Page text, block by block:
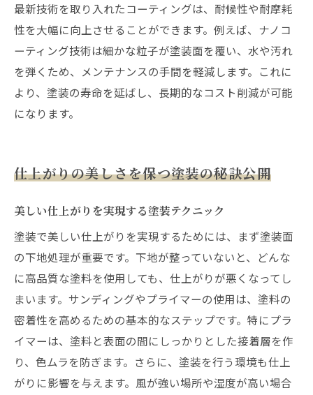
最新技術を取り入れたコーティングは、耐候性や耐摩耗
性を大幅に向上させることができます。例えば、ナノコ
ーティング技術は細かな粒子が塗装面を覆い、水や汚れ
を弾くため、メンテナンスの手間を軽減します。これに
より、塗装の寿命を延ばし、長期的なコスト削減が可能
になります。
仕上がりの美しさを保つ塗装の秘訣公開
美しい仕上がりを実現する塗装テクニック
塗装で美しい仕上がりを実現するためには、まず塗装面
の下地処理が重要です。下地が整っていないと、どんな
に高品質な塗料を使用しても、仕上がりが悪くなってし
まいます。サンディングやプライマーの使用は、塗料の
密着性を高めるための基本的なステップです。特にプラ
イマーは、塗料と表面の間にしっかりとした接着層を作
り、色ムラを防ぎます。さらに、塗装を行う環境も仕上
がりに影響を与えます。風が強い場所や湿度が高い場合